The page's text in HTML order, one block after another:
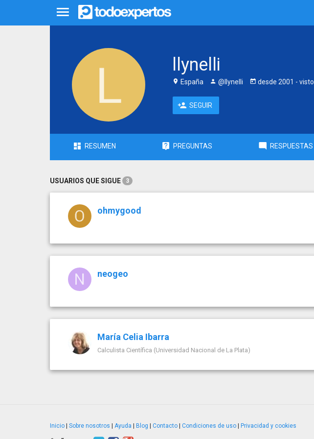
llynelli
España @llynelli desde 2001 - visto
SEGUIR
RESUMEN PREGUNTAS RESPUESTAS
USUARIOS QUE SIGUE 3
ohmygood
neogeo
María Celia Ibarra
Calculista Científica (Universidad Nacional de La Plata)
Inicio Sobre nosotros Ayuda Blog Contacto Condiciones de uso Privacidad y cookies